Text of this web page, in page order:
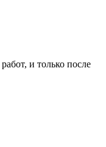
работ, и только после